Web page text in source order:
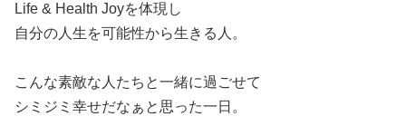
Life & Health Joyを体現し
自分の人生を可能性から生きる人。
こんな素敵な人たちと一緒に過ごせて
シミジミ幸せだなぁと思った一日。